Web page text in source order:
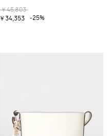
￥45,803
￥34,353
-25%